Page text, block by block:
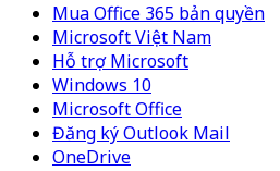
Mua Office 365 bản quyền
Microsoft Việt Nam
Hỗ trợ Microsoft
Windows 10
Microsoft Office
Đăng ký Outlook Mail
OneDrive